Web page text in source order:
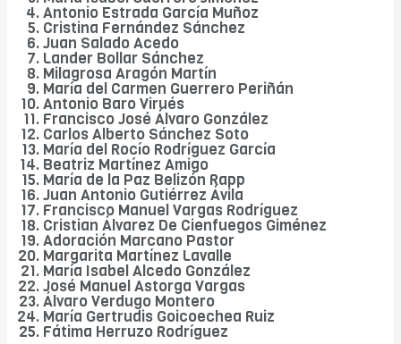
Antonio Estrada García Muñoz
Cristina Fernández Sánchez
Juan Salado Acedo
Lander Bollar Sánchez
Milagrosa Aragón Martín
María del Carmen Guerrero Periñán
Antonio Baro Virués
Francisco José Álvaro González
Carlos Alberto Sánchez Soto
María del Rocío Rodríguez García
Beatriz Martínez Amigo
María de la Paz Belizón Rapp
Juan Antonio Gutiérrez Ávila
Francisco Manuel Vargas Rodríguez
Cristian Álvarez De Cienfuegos Giménez
Adoración Marcano Pastor
Margarita Martínez Lavalle
María Isabel Alcedo González
José Manuel Astorga Vargas
Álvaro Verdugo Montero
María Gertrudis Goicoechea Ruiz
Fátima Herruzo Rodríguez